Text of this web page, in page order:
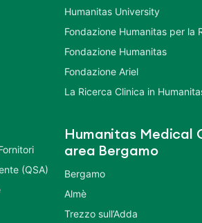
(QSA)
Humanitas University
Fondazione Humanitas per la
Fondazione Humanitas
Fondazione Ariel
La Ricerca Clinica in
Humanitas Medical
area Bergamo
Bergamo
Almè
Trezzo sull’Adda